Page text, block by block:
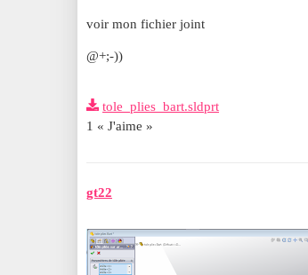
voir mon fichier joint
@+;-))
tole_plies_bart.sldprt
1 « J'aime »
gt22